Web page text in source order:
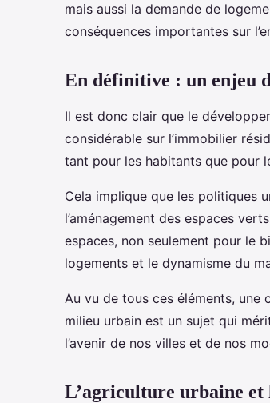
mais aussi la demande de
conséquences importantes sur
En définitive : un enjeu
Il est donc clair que le
considérable sur l’immobilier
tant pour les habitants que pour
Cela implique que les politiques
l’aménagement des espaces
espaces, non seulement pour le
logements et le dynamisme du
Au vu de tous ces éléments, une
milieu urbain est un sujet qui
l’avenir de nos villes et de nos
L’agriculture urbaine et